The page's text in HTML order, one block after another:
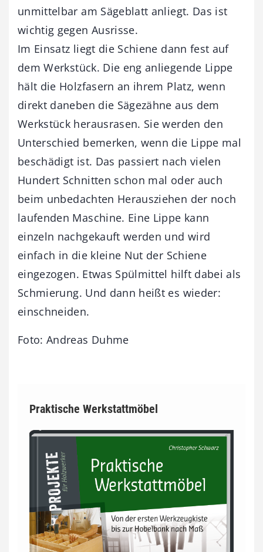
unmittelbar am Sägeblatt anliegt. Das ist
wichtig gegen Ausrisse.
Im Einsatz liegt die Schiene dann fest auf
dem Werkstück. Die eng anliegende Lippe
hält die Holzfasern an ihrem Platz, wenn
direkt daneben die Sägezähne aus dem
Werkstück herausrasen. Sie werden den
Unterschied bemerken, wenn die Lippe mal
beschädigt ist. Das passiert nach vielen
Hundert Schnitten schon mal oder auch
beim unbedachten Herausziehen der noch
laufenden Maschine. Eine Lippe kann
einzeln nachgekauft werden und wird
einfach in die kleine Nut der Schiene
eingezogen. Etwas Spülmittel hilft dabei als
Schmierung. Und dann heißt es wieder:
einschneiden.
Foto: Andreas Duhme
Praktische Werkstattmöbel